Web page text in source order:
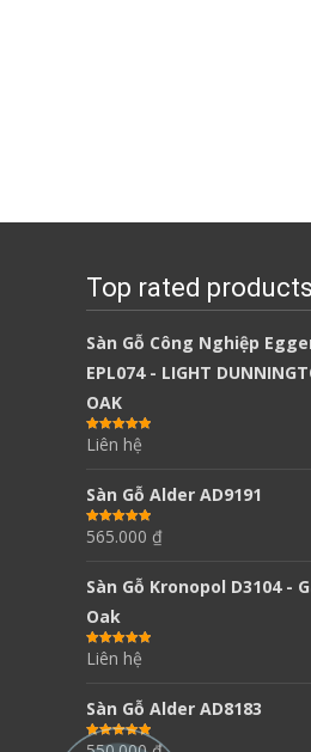
Top rated products
Sàn Gỗ Công Nghiệp
EPL074 - LIGHT
OAK
Được xếp
hạng 5.00 5
Liên hệ
Sàn Gỗ Alder AD9191
Được xếp
hạng5.005
565.000 ₫
Sàn Gỗ Kronopol D3104 -
Oak
Được xếp
hạng 5.00 5
Liên hệ
Sàn Gỗ Alder AD8183
Được xếp